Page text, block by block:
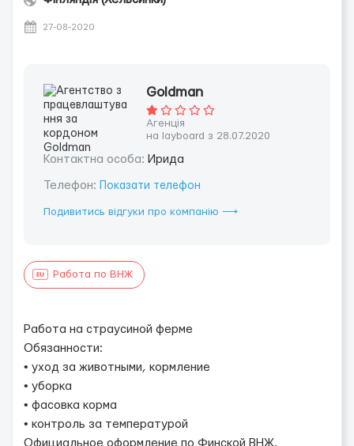
27-08-2020
Goldman
Агенція
на layboard з 28.07.2020
Контактна особа: Ирида
Телефон: Показати телефон
Подивитись відгуки про компанію ⟶
Работа по ВНЖ
Работа на страусиной ферме
Обязанности:
• уход за животными, кормление
• уборка
• фасовка корма
• контроль за температурой
Официальное оформление по Финской ВНЖ.